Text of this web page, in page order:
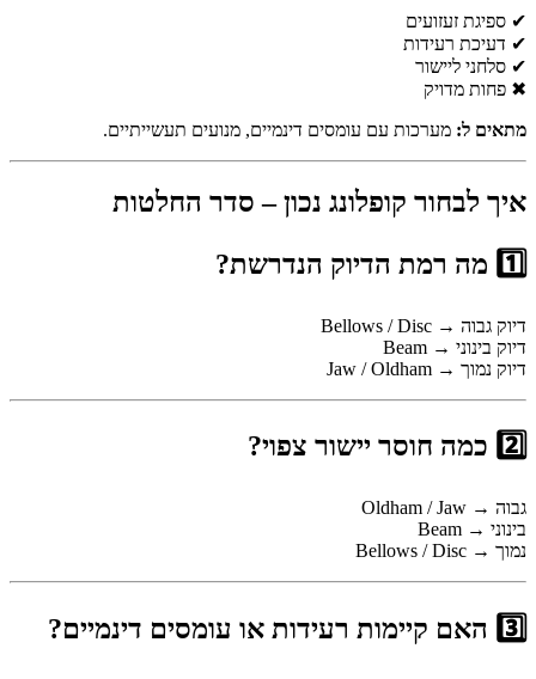
✔ ספיגת זעזועים
✔ דעיכת רעידות
✔ סלחני ליישור
✖ פחות מדויק
מתאים ל: מערכות עם עומסים דינמיים, מנועים תעשייתיים.
איך לבחור קופלונג נכון – סדר החלטות
1️⃣ מה רמת הדיוק הנדרשת?
דיוק גבוה → Bellows / Disc
דיוק בינוני → Beam
דיוק נמוך → Jaw / Oldham
2️⃣ כמה חוסר יישור צפוי?
גבוה → Oldham / Jaw
בינוני → Beam
נמוך → Bellows / Disc
3️⃣ האם קיימות רעידות או עומסים דינמיים?